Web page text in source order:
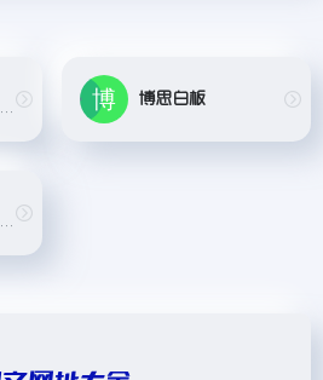
AI快速阅读文章，让你和文档进行聊天提问，提供强大的聊天、文档创建和创意生成功能。用户可以通过上传文件或链接来和AI进行交流，也可以利用AI辅助完成教育写作、专业写作、演示..
博思白板
一款功能最强大的AI智能助手,功能包括：对话、超长文本阅读、语音转文字、信息搜索、文件内容处理